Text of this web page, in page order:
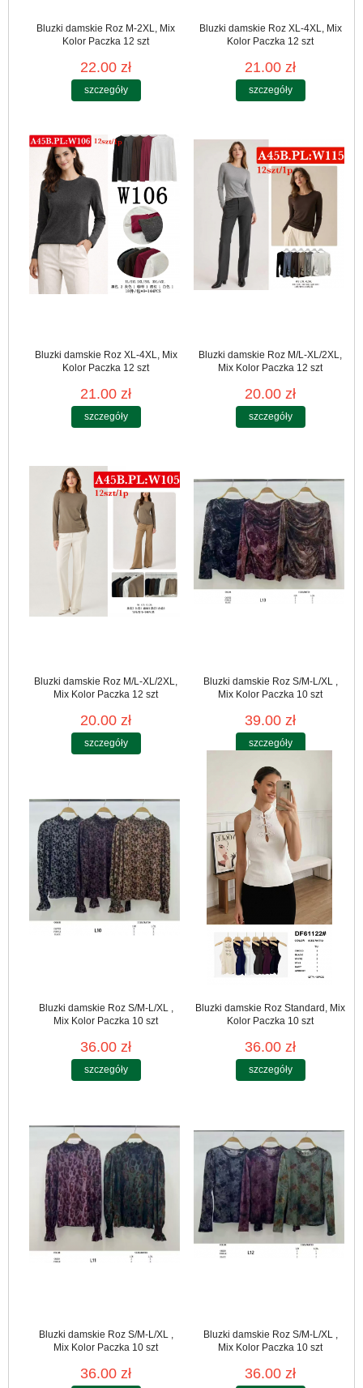
Bluzki damskie Roz M-2XL, Mix
Kolor Paczka 12 szt
22.00 zł
szczegóły
Bluzki damskie Roz XL-4XL, Mix
Kolor Paczka 12 szt
21.00 zł
szczegóły
Bluzki damskie Roz XL-4XL, Mix
Kolor Paczka 12 szt
21.00 zł
szczegóły
Bluzki damskie Roz M/L-XL/2XL,
Mix Kolor Paczka 12 szt
20.00 zł
szczegóły
Bluzki damskie Roz M/L-XL/2XL,
Mix Kolor Paczka 12 szt
20.00 zł
szczegóły
Bluzki damskie Roz S/M-L/XL ,
Mix Kolor Paczka 10 szt
39.00 zł
szczegóły
Bluzki damskie Roz S/M-L/XL ,
Mix Kolor Paczka 10 szt
36.00 zł
szczegóły
Bluzki damskie Roz Standard, Mix
Kolor Paczka 10 szt
36.00 zł
szczegóły
Bluzki damskie Roz S/M-L/XL ,
Mix Kolor Paczka 10 szt
36.00 zł
Bluzki damskie Roz S/M-L/XL ,
Mix Kolor Paczka 10 szt
36.00 zł